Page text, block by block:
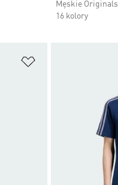
Męskie Originals
16 kolory